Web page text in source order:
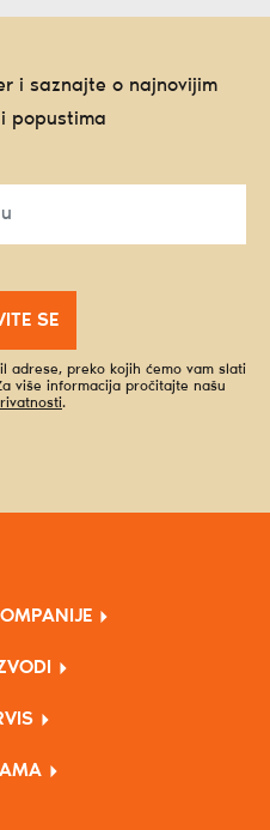
i saznajte o najnovijim
popustima
SE
adrese, preko kojih ćemo vam slati
više informacija pročitajte našu
.